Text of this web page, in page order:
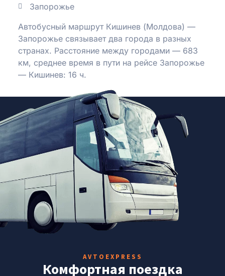
Запорожье
Автобусный маршрут Кишинев (Молдова) —
Запорожье связывает два города в разных
странах. Расстояние между городами — 683
км, среднее время в пути на рейсе Запорожье
— Кишинев: 16 ч.
AVTOEXPRESS
Комфортная поездка